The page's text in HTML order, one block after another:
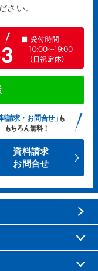
さい。
料請求・お問合せ」も
もちろん無料！
資料請求
お問合せ